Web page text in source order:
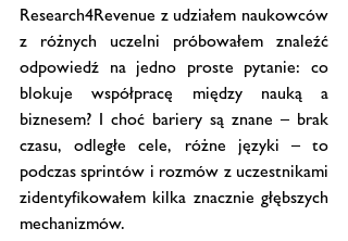
Research4Revenue z udziałem naukowców
z różnych uczelni próbowałem znaleźć
odpowiedź na jedno proste pytanie: co
blokuje współpracę między nauką a
biznesem? I choć bariery są znane – brak
czasu, odległe cele, różne języki – to
podczas sprintów i rozmów z uczestnikami
zidentyfikowałem kilka znacznie głębszych
mechanizmów.